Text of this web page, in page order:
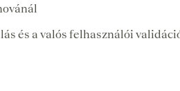
és a valós felhasználói